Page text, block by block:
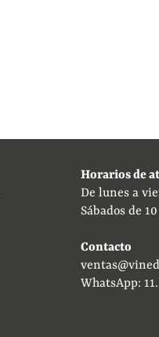
Horarios de
De lunes a
Sábados de
Contacto
WhatsApp: